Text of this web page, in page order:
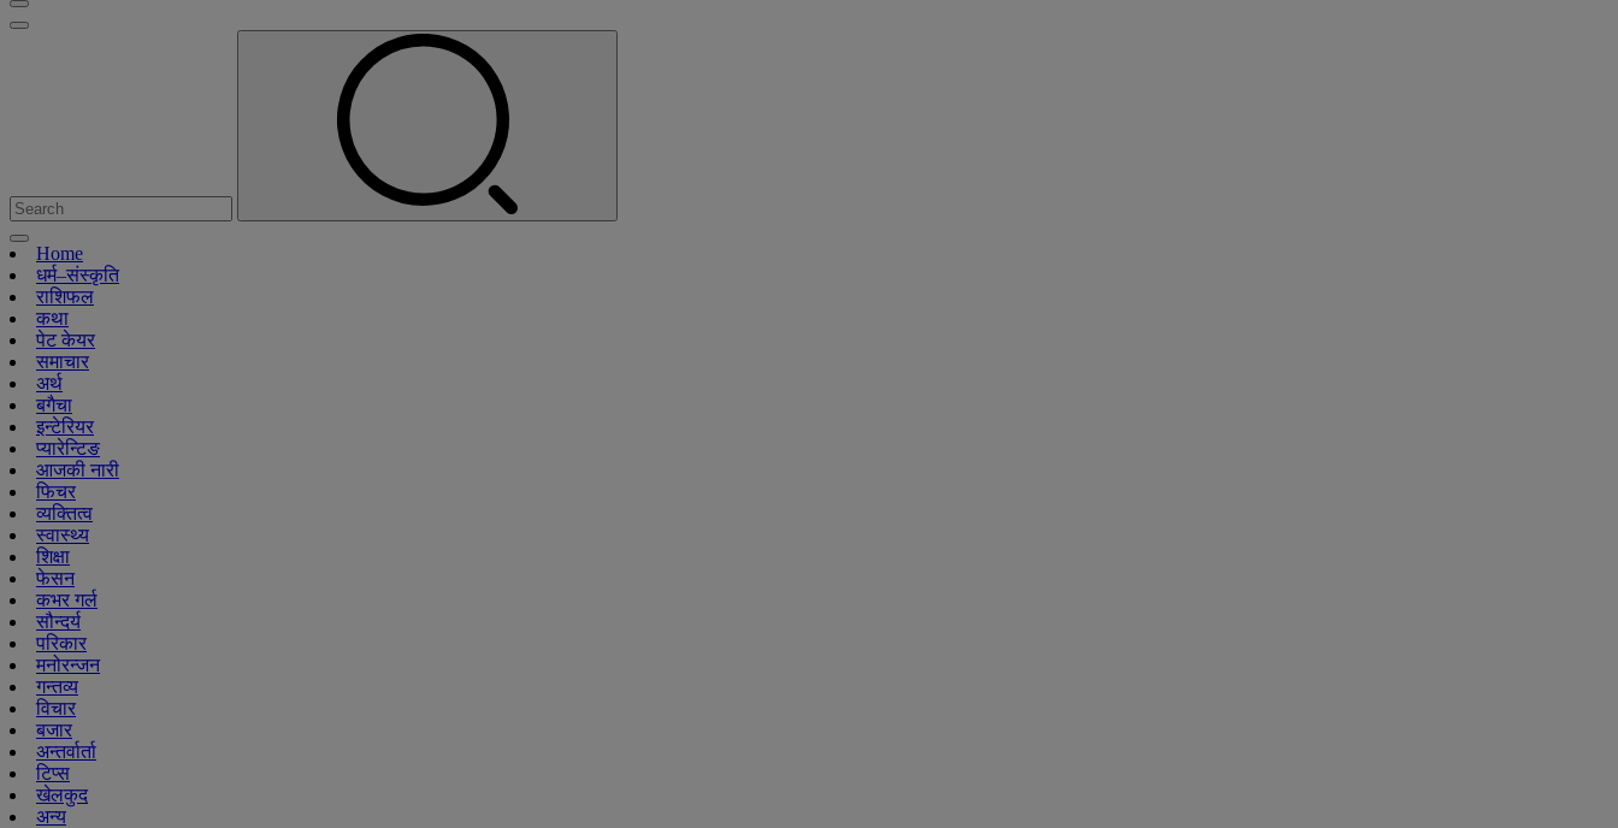
Home
धर्म–संस्कृति
राशिफल
कथा
पेट केयर
समाचार
अर्थ
बगैचा
इन्टेरियर
प्यारेन्टिङ
आजकी नारी
फिचर
व्यक्तित्व
स्वास्थ्य
शिक्षा
फेसन
कभर गर्ल
सौन्दर्य
परिकार
मनोरन्जन
गन्तव्य
विचार
बजार
अन्तर्वार्ता
टिप्स
खेलकुद
अन्य